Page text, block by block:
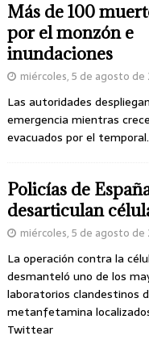
Más de 100
por el monzón e
inundaciones
miércoles, 5 de agosto de
Las autoridades
emergencia mientras
evacuados por el
Policías de
desarticulan
miércoles, 5 de agosto de
La operación contra la
desmanteló uno de los
laboratorios clandestinos
metanfetamina
Twittear